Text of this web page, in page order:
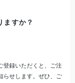
ますか？
登録いただくと、ご注
らせします。ぜひ、ご